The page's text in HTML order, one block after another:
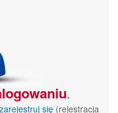
.
zarejestruj się(rejestracja